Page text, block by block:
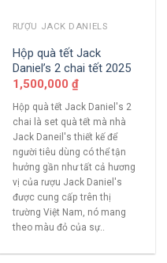
RƯỢU JACK DANIELS
Hộp quà tết Jack
Daniel’s 2 chai tết 2025
1,500,000 ₫
Hộp quà tết Jack Daniel's 2
chai là set quà tết mà nhà
Jack Daneil's thiết kế để
người tiêu dùng có thể tận
hưởng gần như tất cả hương
vị của rượu Jack Daniel's
được cung cấp trên thị
trường Việt Nam, nó mang
theo màu đỏ của sự..